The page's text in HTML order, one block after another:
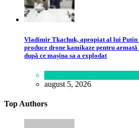
Vladimir Tkachuk, apropiat al lui Putin
produce drone kamikaze pentru armată
după ce mașina sa a explodat
august 5, 2026
Top Authors